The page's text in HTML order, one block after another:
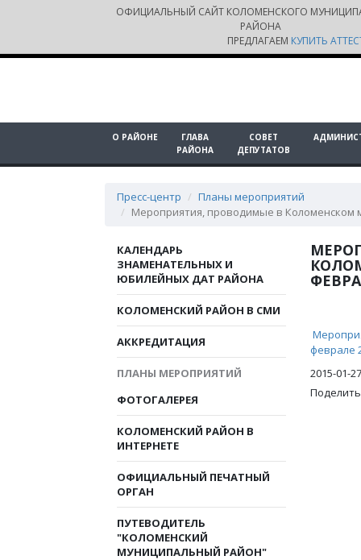
ОФИЦИАЛЬНЫЙ САЙТ КОЛОМЕНСКОГО
РАЙОНА
ПРЕДЛАГАЕМ КУПИТЬ
О РАЙОНЕ
ГЛАВА
РАЙОНА
СОВЕТ
ДЕПУТАТОВ
Пресс-центр
Планы мероприятий
Мероприятия, проводимые в Коломенском
КАЛЕНДАРЬ
ЗНАМЕНАТЕЛЬНЫХ И
ЮБИЛЕЙНЫХ ДАТ РАЙОНА
КОЛОМЕНСКИЙ РАЙОН В СМИ
АККРЕДИТАЦИЯ
ПЛАНЫ МЕРОПРИЯТИЙ
ФОТОГАЛЕРЕЯ
КОЛОМЕНСКИЙ РАЙОН В
ИНТЕРНЕТЕ
ОФИЦИАЛЬНЫЙ ПЕЧАТНЫЙ
ОРГАН
ПУТЕВОДИТЕЛЬ
"КОЛОМЕНСКИЙ
МУНИЦИПАЛЬНЫЙ РАЙОН"
феврале
2015-01-27